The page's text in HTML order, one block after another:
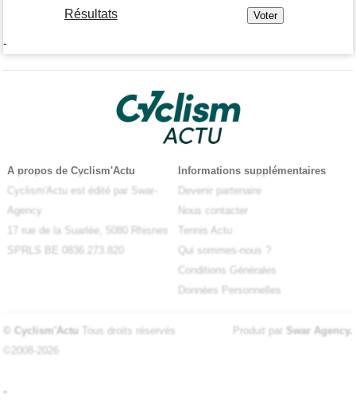
Résultats
-
A propos de Cyclism'Actu
Cyclism'Actu est édité par Swar-
Agency
17 rue de la Suarlée, 5080 Rhisnes
SPRLS BE 0836.273.820
Informations supplémentaires
Devenir partenaire
Nous contacter
Tennis Actu
Qui sommes-nous ?
Conditions Générales
Données Personnelles
© Cyclism'Actu Tous droits réservés
©2008-2026
Produit par Swar Agency.
-